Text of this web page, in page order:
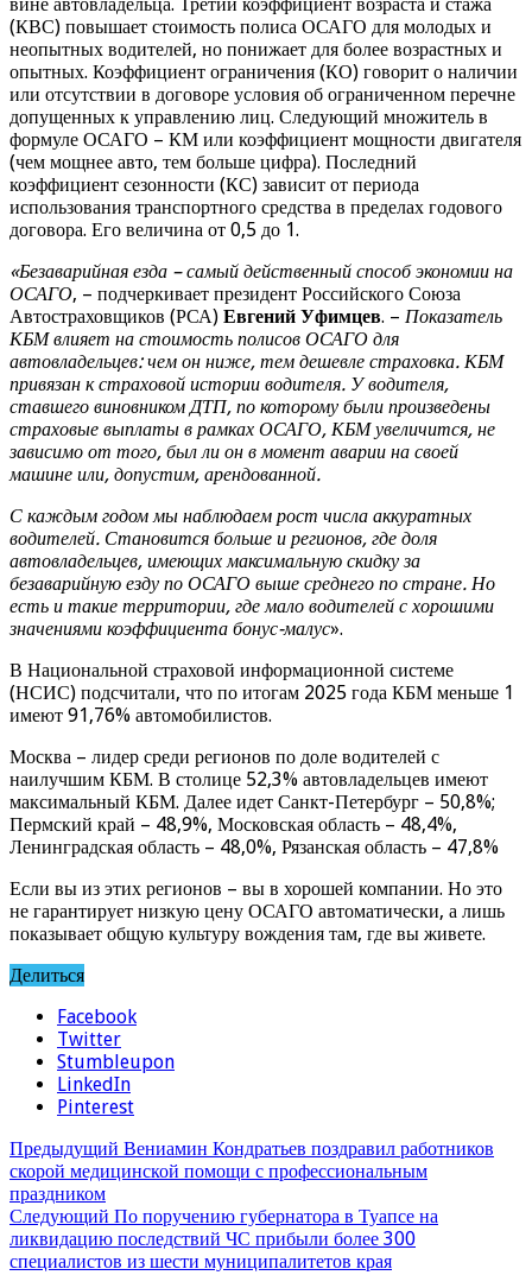
(КВС) повышает стоимость полиса ОСАГО для молодых и
неопытных водителей, но понижает для более возрастных и
опытных. Коэффициент ограничения (КО) говорит о наличии
или отсутствии в договоре условия об ограниченном перечне
допущенных к управлению лиц. Следующий множитель в
формуле ОСАГО – КМ или коэффициент мощности двигателя
(чем мощнее авто, тем больше цифра). Последний
коэффициент сезонности (КС) зависит от периода
использования транспортного средства в пределах годового
договора. Его величина от 0,5 до 1.
«Безаварийная езда – самый действенный способ экономии на
ОСАГО, – подчеркивает президент Российского Союза
Автостраховщиков (РСА) Евгений Уфимцев. – Показатель
КБМ влияет на стоимость полисов ОСАГО для
автовладельцев: чем он ниже, тем дешевле страховка. КБМ
привязан к страховой истории водителя. У водителя,
ставшего виновником ДТП, по которому были произведены
страховые выплаты в рамках ОСАГО, КБМ увеличится, не
зависимо от того, был ли он в момент аварии на своей
машине или, допустим, арендованной.
С каждым годом мы наблюдаем рост числа аккуратных
водителей. Становится больше и регионов, где доля
автовладельцев, имеющих максимальную скидку за
безаварийную езду по ОСАГО выше среднего по стране. Но
есть и такие территории, где мало водителей с хорошими
значениями коэффициента бонус-малус».
В Национальной страховой информационной системе
(НСИС) подсчитали, что по итогам 2025 года КБМ меньше 1
имеют 91,76% автомобилистов.
Москва – лидер среди регионов по доле водителей с
наилучшим КБМ. В столице 52,3% автовладельцев имеют
максимальный КБМ. Далее идет Санкт-Петербург – 50,8%;
Пермский край – 48,9%, Московская область – 48,4%,
Ленинградская область – 48,0%, Рязанская область – 47,8%
Если вы из этих регионов – вы в хорошей компании. Но это
не гарантирует низкую цену ОСАГО автоматически, а лишь
показывает общую культуру вождения там, где вы живете.
Делиться
Facebook
Twitter
Stumbleupon
LinkedIn
Pinterest
Предыдущий Вениамин Кондратьев поздравил работников
скорой медицинской помощи с профессиональным
праздником
Следующий По поручению губернатора в Туапсе на
ликвидацию последствий ЧС прибыли более 300
специалистов из шести муниципалитетов края